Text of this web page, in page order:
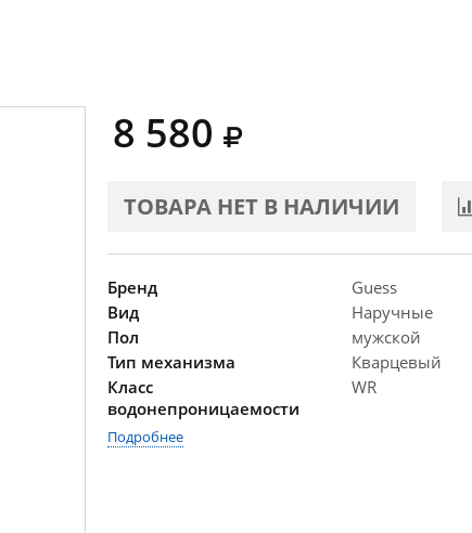
8 580
ТОВАРА НЕТ В НАЛИЧИИ
Бренд
Guess
Вид
Наручные
Пол
мужской
Тип механизма
Кварцевый
Класс
водонепроницаемости
WR
Подробнее